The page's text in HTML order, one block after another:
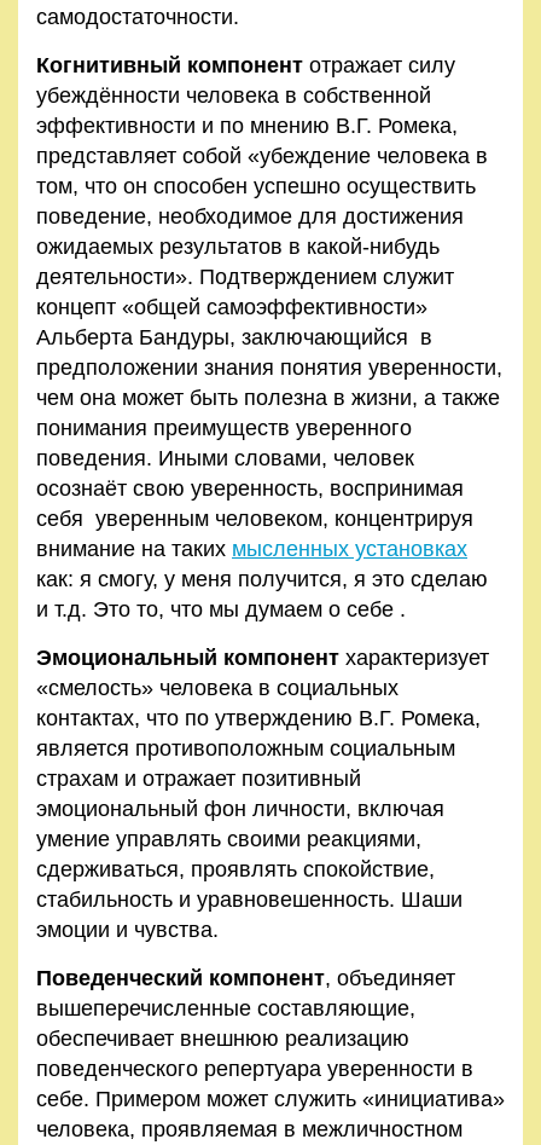
самодостаточности.
Когнитивный компонент отражает силу
убеждённости человека в собственной
эффективности и по мнению В.Г. Ромека,
представляет собой «убеждение человека в
том, что он способен успешно осуществить
поведение, необходимое для достижения
ожидаемых результатов в какой-нибудь
деятельности». Подтверждением служит
концепт «общей самоэффективности»
Альберта Бандуры, заключающийся в
предположении знания понятия уверенности,
чем она может быть полезна в жизни, а также
понимания преимуществ уверенного
поведения. Иными словами, человек
осознаёт свою уверенность, воспринимая
себя уверенным человеком, концентрируя
внимание на таких мысленных установках
как: я смогу, у меня получится, я это сделаю
и т.д. Это то, что мы думаем о себе .
Эмоциональный компонент характеризует
«смелость» человека в социальных
контактах, что по утверждению В.Г. Ромека,
является противоположным социальным
страхам и отражает позитивный
эмоциональный фон личности, включая
умение управлять своими реакциями,
сдерживаться, проявлять спокойствие,
стабильность и уравновешенность. Шаши
эмоции и чувства.
Поведенческий компонент, объединяет
вышеперечисленные составляющие,
обеспечивает внешнюю реализацию
поведенческого репертуара уверенности в
себе. Примером может служить «инициатива»
человека, проявляемая в межличностном